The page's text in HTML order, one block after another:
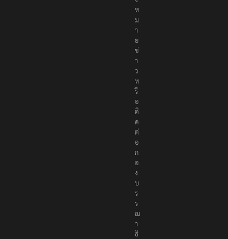
ห
ม
า
ย
ข่
า
ว
ห
รื
อ
ติ
ด
ต่
อ
ก
อ
ง
บ
ร
ร
ณ
า
ธิ